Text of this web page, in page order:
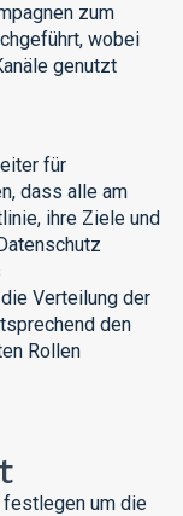
zum
wobei
genutzt
für
dass alle am
ihre Ziele und
Verteilung der
den
Rollen
festlegen um die